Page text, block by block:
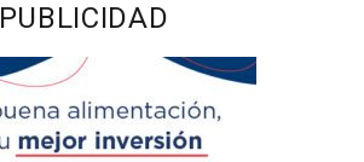
PUBLICIDAD